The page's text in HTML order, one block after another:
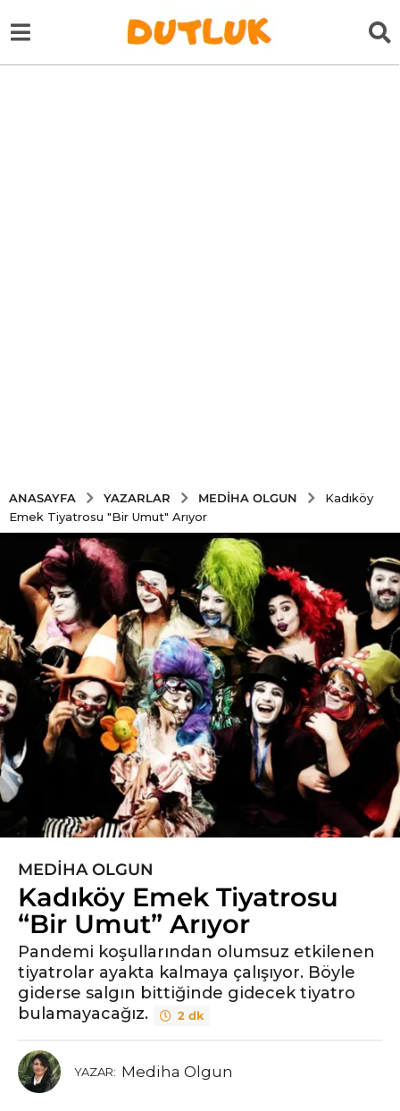
ANASAYFA YAZARLAR MEDIHA OLGUN
Kadıköy
Emek Tiyatrosu "Bir Umut" Arıyor
6
y
ı
ö
n
c
e
y
ı
MEDIHA OLGUN
Kadıköy Emek Tiyatrosu
“Bir Umut” Arıyor
Pandemi koşullarından olumsuz etkilenen
tiyatrolar ayakta kalmaya çalışıyor. Böyle
giderse salgın bittiğinde gidecek tiyatro
bulamayacağız.
2 dk
YAZAR: Mediha Olgun